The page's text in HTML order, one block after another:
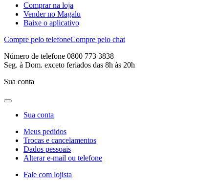
Comprar na loja
Vender no Magalu
Baixe o aplicativo
Compre pelo telefoneCompre pelo chat
Número de telefone 0800 773 3838
Seg. à Dom. exceto feriados das 8h às 20h
Sua conta
Sua conta
Meus pedidos
Trocas e cancelamentos
Dados pessoais
Alterar e-mail ou telefone
Fale com lojista